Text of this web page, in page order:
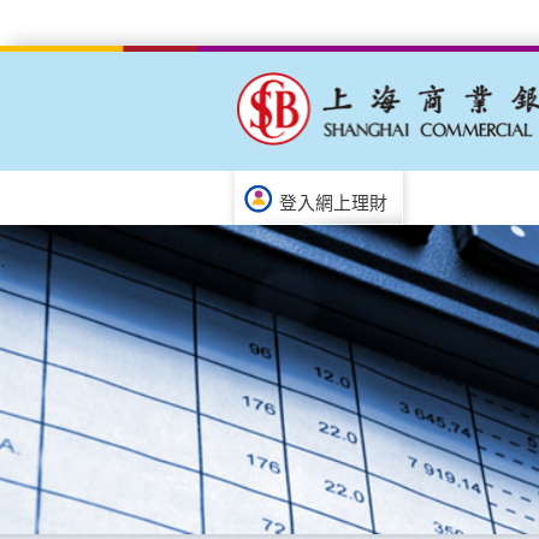
登入網上理財